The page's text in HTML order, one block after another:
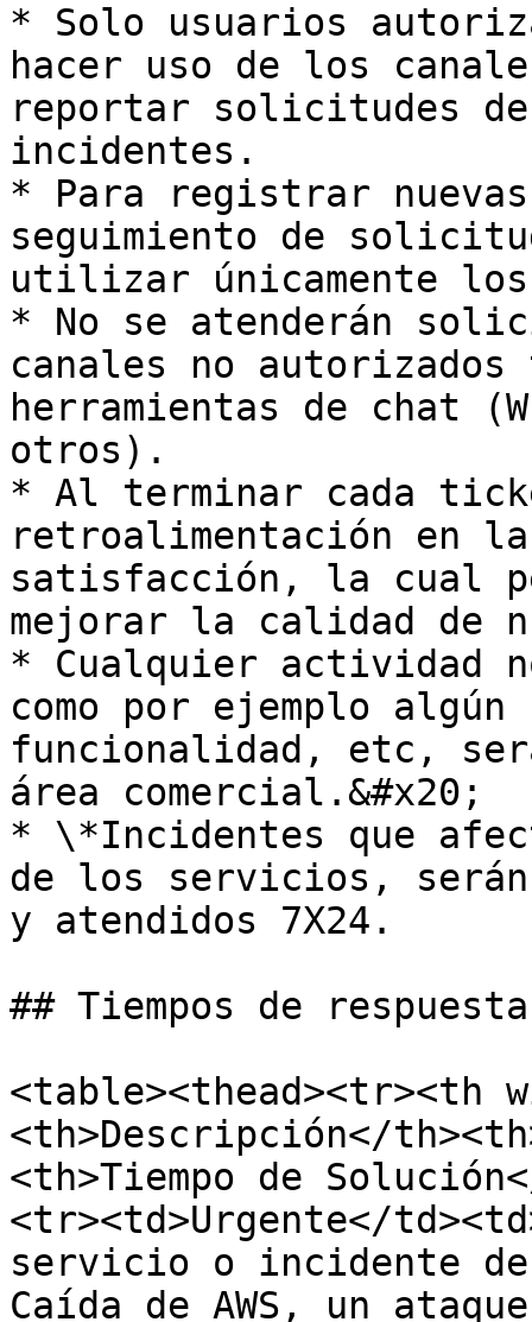
* Solo usuarios
hacer uso de los
reportar solicitudes
incidentes.
* Para registrar
seguimiento de
utilizar únicamente
* No se atenderán
canales no autorizados
herramientas de chat
otros).
* Al terminar cada
retroalimentación en
satisfacción, la cual
mejorar la calidad de
* Cualquier actividad
como por ejemplo
funcionalidad, etc,
área comercial.&#x20;
* \*Incidentes que
de los servicios,
y atendidos 7X24.
## Tiempos de respuesta
<table><thead><tr><th
<th>Descripción</
<th>Tiempo de
<tr><td>Urgente</
servicio o incidente de
Caída de AWS, un